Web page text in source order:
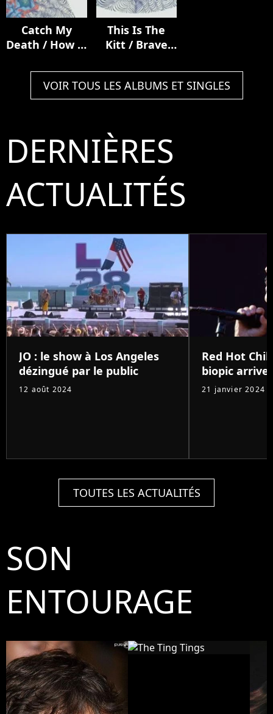
Catch My
Death / How It
This Is The
Kitt / Brave
VOIR TOUS LES ALBUMS ET SINGLES
DERNIÈRES
ACTUALITÉS
JO : le show à Los Angeles
dézingué par le public
12 août 2024
Red Hot
biopic arrive
21 janvier 2024
TOUTES LES ACTUALITÉS
SON
ENTOURAGE